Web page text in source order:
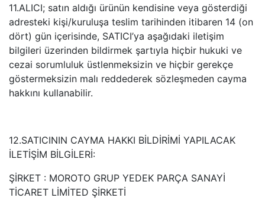
11.ALICI; satın aldığı ürünün kendisine veya gösterdiği
adresteki kişi/kuruluşa teslim tarihinden itibaren 14 (on
dört) gün içerisinde, SATICI’ya aşağıdaki iletişim
bilgileri üzerinden bildirmek şartıyla hiçbir hukuki ve
cezai sorumluluk üstlenmeksizin ve hiçbir gerekçe
göstermeksizin malı reddederek sözleşmeden cayma
hakkını kullanabilir.
12.SATICININ CAYMA HAKKI BİLDİRİMİ YAPILACAK
İLETİŞİM BİLGİLERİ:
ŞİRKET : MOROTO GRUP YEDEK PARÇA SANAYİ
TİCARET LİMİTED ŞİRKETİ